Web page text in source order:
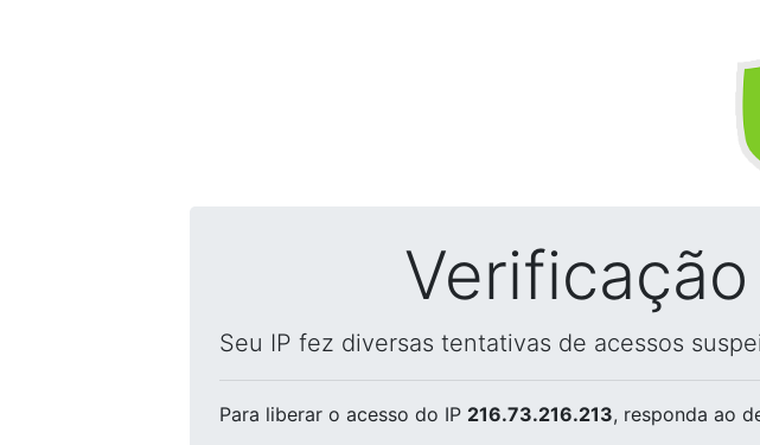
Seu IP fez diversas tentativas de acessos
Para liberar o acesso do IP 216.73.216.213, responda ao